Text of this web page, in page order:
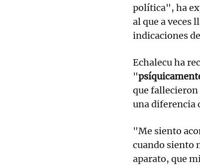
política", ha
al que a veces
indicaciones
Echalecu ha
"
que
una diferencia
"Me siento
cuando siento
aparato, que